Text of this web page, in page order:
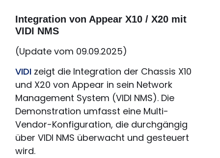
Integration von Appear X10 / X20 mit
VIDI NMS
(Update vom 09.09.2025)
VIDI zeigt die Integration der Chassis X10
und X20 von Appear in sein Network
Management System (VIDI NMS). Die
Demonstration umfasst eine Multi-
Vendor-Konfiguration, die durchgängig
über VIDI NMS überwacht und gesteuert
wird.